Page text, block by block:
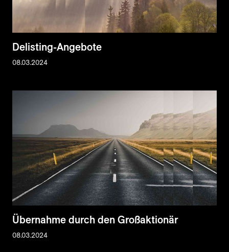
Delisting-Angebote
08.03.2024
Übernahme durch den Großaktionär
08.03.2024